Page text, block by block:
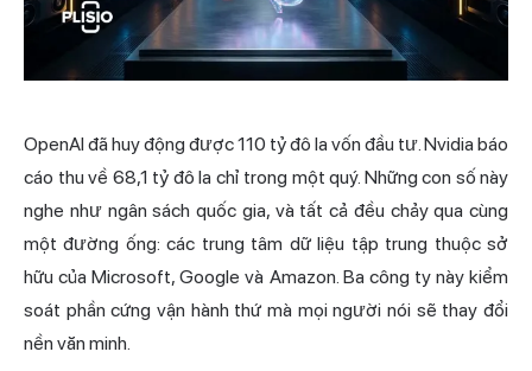
OpenAI đã huy động được 110 tỷ đô la vốn đầu tư. Nvidia báo
cáo thu về 68,1 tỷ đô la chỉ trong một quý. Những con số này
nghe như ngân sách quốc gia, và tất cả đều chảy qua cùng
một đường ống: các trung tâm dữ liệu tập trung thuộc sở
hữu của Microsoft, Google và Amazon. Ba công ty này kiểm
soát phần cứng vận hành thứ mà mọi người nói sẽ thay đổi
nền văn minh.